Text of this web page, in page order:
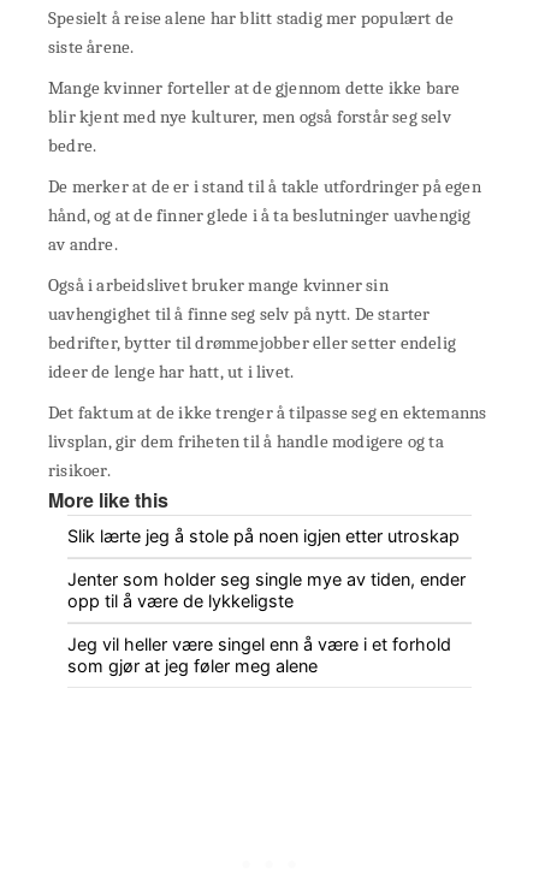
Spesielt å reise alene har blitt stadig mer populært de
siste årene.
Mange kvinner forteller at de gjennom dette ikke bare
blir kjent med nye kulturer, men også forstår seg selv
bedre.
De merker at de er i stand til å takle utfordringer på egen
hånd, og at de finner glede i å ta beslutninger uavhengig
av andre.
Også i arbeidslivet bruker mange kvinner sin
uavhengighet til å finne seg selv på nytt. De starter
bedrifter, bytter til drømmejobber eller setter endelig
ideer de lenge har hatt, ut i livet.
Det faktum at de ikke trenger å tilpasse seg en ektemanns
livsplan, gir dem friheten til å handle modigere og ta
risikoer.
More like this
Slik lærte jeg å stole på noen igjen etter utroskap
Jenter som holder seg single mye av tiden, ender
opp til å være de lykkeligste
Jeg vil heller være singel enn å være i et forhold
som gjør at jeg føler meg alene